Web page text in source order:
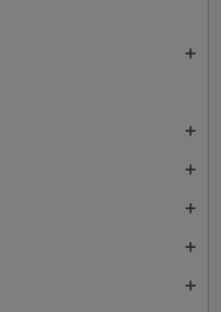
add
add
add
add
add
add